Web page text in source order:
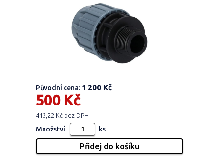
Původní cena:1 200 Kč
500 Kč
413,22 Kč bez DPH
Množství: ks